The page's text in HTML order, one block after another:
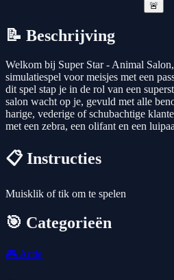
🚨
📝 Beschrijving
Welkom bij Super Star - Animal
simulatiespel voor meisjes met een
dit spel stap je in de rol van een
salon wacht op je, gevuld met alle
harige, vederige of schubachtige
met een zebra, een olifant en een
📋 Instructies
Muisklik of tik om te spelen
🎯 Categorieën
🎮 Actie